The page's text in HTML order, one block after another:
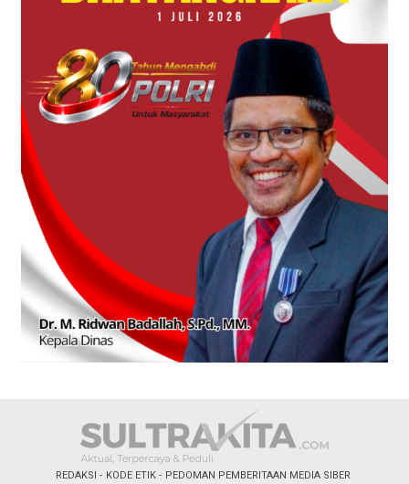
REDAKSI KODE ETIK PEDOMAN PEMBERITAAN MEDIA SIBER